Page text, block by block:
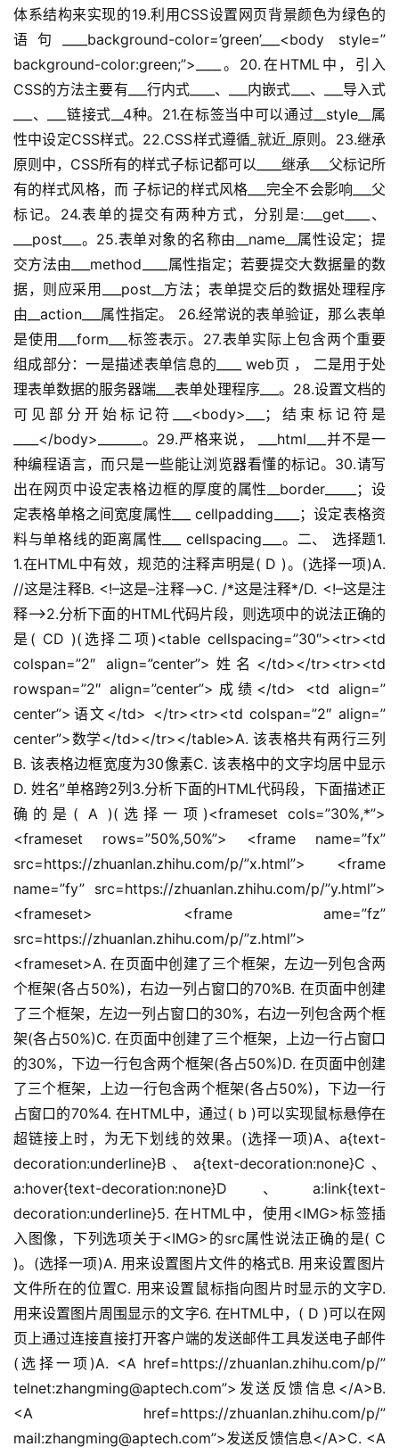
体系结构来实现的19.利用CSS设置网页背景颜色为绿色的
语句____background-color=’green’___<body style=”
background-color:green;”>____。20.在HTML中，引入
CSS的方法主要有___行内式____、___内嵌式___、___导入式
___、___链接式__4种。21.在标签当中可以通过__style__属
性中设定CSS样式。22.CSS样式遵循_就近_原则。23.继承
原则中，CSS所有的样式子标记都可以____继承___父标记所
有的样式风格，而 子标记的样式风格___完全不会影响___父
标记。24.表单的提交有两种方式，分别是:___get____、
___post___。25.表单对象的名称由__name__属性设定；提
交方法由___method____属性指定；若要提交大数据量的数
据，则应采用___post__方法；表单提交后的数据处理程序
由__action___属性指定。 26.经常说的表单验证，那么表单
是使用___form___标签表示。27.表单实际上包含两个重要
组成部分：一是描述表单信息的____ web页 ， 二是用于处
理表单数据的服务器端___表单处理程序___。28.设置文档的
可见部分开始标记符___<body>___；结束标记符是
____</body>_______。29.严格来说， ___html___并不是一
种编程语言，而只是一些能让浏览器看懂的标记。30.请写
出在网页中设定表格边框的厚度的属性__border_____；设
定表格单格之间宽度属性___ cellpadding____；设定表格资
料与单格线的距离属性___ cellspacing___。二、 选择题1.
1.在HTML中有效，规范的注释声明是( D )。(选择一项)A.
//这是注释B. <!–这是–注释–>C. /*这是注释*/D. <!–这是注
释–>2.分析下面的HTML代码片段，则选项中的说法正确的
是( CD )(选择二项)<table cellspacing=”30″><tr><td
colspan=”2″ align=”center”>姓名</td></tr><tr><td
rowspan=”2″ align=”center”>成绩</td> <td align=”
center”>语文</td> </tr><tr><td colspan=”2″ align=”
center”>数学</td></tr></table>A. 该表格共有两行三列
B. 该表格边框宽度为30像素C. 该表格中的文字均居中显示
D. 姓名”单格跨2列3.分析下面的HTML代码段，下面描述正
确的是( A )(选择一项)<frameset cols=”30%,*”>
<frameset rows=”50%,50%”> <frame name=”fx”
src=https://zhuanlan.zhihu.com/p/”x.html”> <frame
name=”fy” src=https://zhuanlan.zhihu.com/p/”y.html”>
<frameset> <frame ame=”fz”
src=https://zhuanlan.zhihu.com/p/”z.html”>
<frameset>A. 在页面中创建了三个框架，左边一列包含两
个框架(各占50%)，右边一列占窗口的70%B. 在页面中创建
了三个框架，左边一列占窗口的30%，右边一列包含两个框
架(各占50%)C. 在页面中创建了三个框架，上边一行占窗口
的30%，下边一行包含两个框架(各占50%)D. 在页面中创建
了三个框架，上边一行包含两个框架(各占50%)，下边一行
占窗口的70%4. 在HTML中，通过( b )可以实现鼠标悬停在
超链接上时，为无下划线的效果。(选择一项)A、a{text-
decoration:underline}B、a{text-decoration:none}C、
a:hover{text-decoration:none}D、a:link{text-
decoration:underline}5. 在HTML中，使用<IMG>标签插
入图像，下列选项关于<IMG>的src属性说法正确的是( C
)。(选择一项)A. 用来设置图片文件的格式B. 用来设置图片
文件所在的位置C. 用来设置鼠标指向图片时显示的文字D.
用来设置图片周围显示的文字6. 在HTML中，( D )可以在网
页上通过连接直接打开客户端的发送邮件工具发送电子邮件
(选择一项)A. <A href=https://zhuanlan.zhihu.com/p/”
telnet:zhangming@aptech.com”>发送反馈信息</A>B.
<A href=https://zhuanlan.zhihu.com/p/”
mail:zhangming@aptech.com”>发送反馈信息</A>C. <A